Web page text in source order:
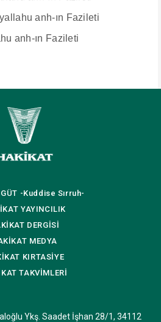
anh-ın Fazileti
anh-ın Fazileti
-Kuddise Sırruh-
YAYINCILIK
DERGİSİ
MEDYA
KIRTASİYE
TAKVİMLERİ
Ykş. Saadet İşhan 28/1, 34112